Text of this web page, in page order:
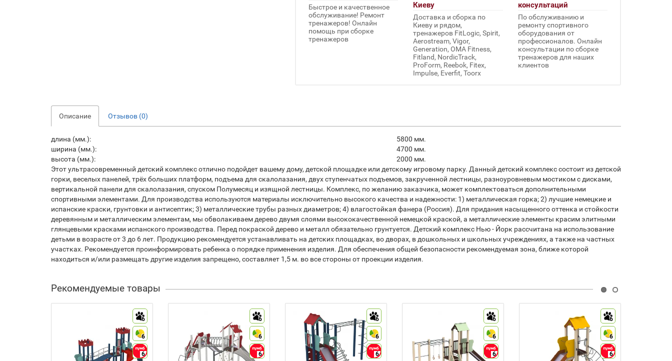
Быстрое и качественное
обслуживание! Ремонт
тренажеров! Онлайн
помощь при сборке
тренажеров
Киеву
Доставка и сборка по
Киеву и рядом,
тренажеров FitLogic, Spirit,
Aerostream, Vigor,
Generation, OMA Fitness,
Fitland, NordicTrack,
ProForm, Reebok, Fitex,
Impulse, Everfit, Toorx
консультаций
По обслуживанию и
ремонту спортивного
оборудования от
профессионалов. Онлайн
консультации по сборке
тренажеров для наших
клиентов
Описание Отзывов (0)
длина (мм.):
5800 мм.
ширина (мм.):
4700 мм.
высота (мм.):
2000 мм.
Этот ультрасовременный детский комплекс отлично подойдет вашему дому, детской площадке или детскому игровому парку. Данный детский комплекс состоит из детской
горки, веселых панелей, трёх больших платформ, подъема для скалолазания, двух ступенчатых подъемов, закрученной лестницы, разноуровневым мостиком с дисками,
вертикальной панели для скалолазания, спуском Полумесяц и изящной лестницы. Комплекс, по желанию заказчика, может комплектоваться дополнительными
спортивными элементами. Для производства используются материалы исключительно высокого качества и надежности: 1) металлическая горка; 2) лучшие немецкие и
испанские краски, грунтовки и антисептик; 3) металлические трубы разных диаметров; 4) влагостойкая фанера (Россия). Для придания насыщенного оттенка и стойкости
деревянным и металлическим элементам, мы обволакиваем дерево двумя слоями высококачественной немецкой краской, а металлические элементы красим элитными
глянцевыми красками испанского производства. Перед покраской дерево и металл обязательно грунтуется. Детский комплекс Нью - Йорк рассчитана на использование
детьми в возрасте от 3 до 6 лет. Продукцию рекомендуется устанавливать на детских площадках, во дворах, в дошкольных и школьных учреждениях, а также на частных
участках. Рекомендуется проинформировать ребенка о порядке применения изделия. Для обеспечения общей безопасности рекомендуемая зона, ближе которой
находиться и/или размещать другие изделия запрещено, составляет 1,5 м. во все стороны от проекции изделия.
Рекомендуемые товары
6
6
6
6
6
6
6
6
6
6
6
6
6
6
6